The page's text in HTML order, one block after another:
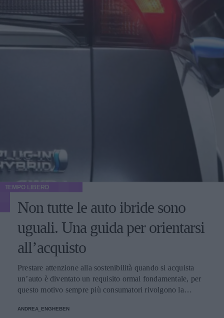
TEMPO LIBERO
Non tutte le auto ibride sono
uguali. Una guida per orientarsi
all’acquisto
Prestare attenzione alla sostenibilità quando si acquista
un’auto è diventato un requisito ormai fondamentale, per
questo motivo sempre più consumatori rivolgono la
all’interno dell’offerta? Ecco una breve guida per scegliere
ANDREA_ENGHEBEN